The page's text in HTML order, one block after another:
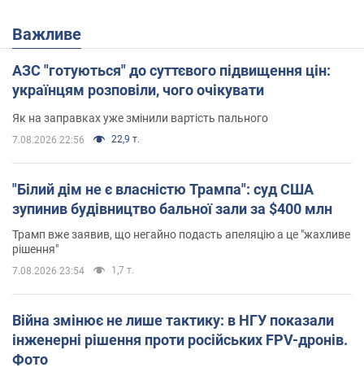
Важливе
АЗС "готуються" до суттєвого підвищення цін:
українцям розповіли, чого очікувати
Як на заправках уже змінили вартість пального
7.08.2026 22:56 22,9 т.
"Білий дім не є власністю Трампа": суд США
зупинив будівництво бальної зали за $400 млн
Трамп вже заявив, що негайно подасть апеляцію а це "жахливе
рішення"
7.08.2026 23:54 1,7 т.
Війна змінює не лише тактику: в НГУ показали
інженерні рішення проти російських FPV-дронів.
Фото